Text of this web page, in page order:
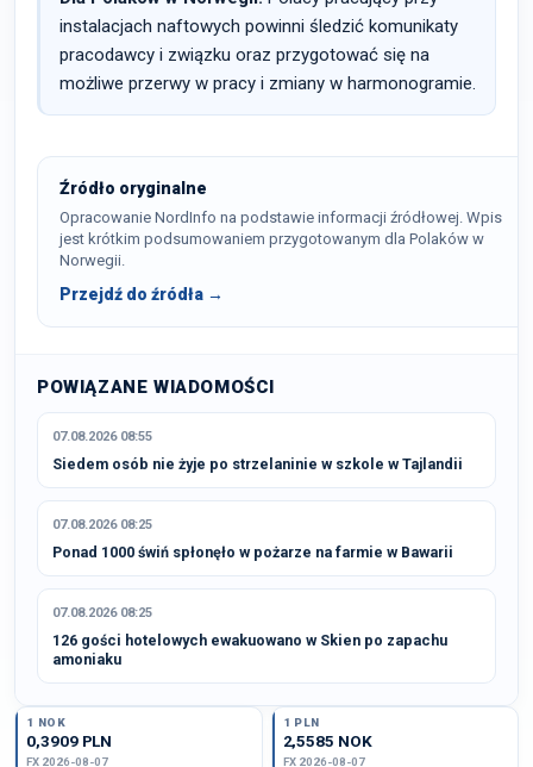
instalacjach naftowych powinni śledzić komunikaty
pracodawcy i związku oraz przygotować się na
możliwe przerwy w pracy i zmiany w harmonogramie.
Źródło oryginalne
Opracowanie NordInfo na podstawie informacji źródłowej. Wpis
jest krótkim podsumowaniem przygotowanym dla Polaków w
Norwegii.
Przejdź do źródła →
POWIĄZANE WIADOMOŚCI
07.08.2026 08:55
Siedem osób nie żyje po strzelaninie w szkole w Tajlandii
07.08.2026 08:25
Ponad 1000 świń spłonęło w pożarze na farmie w Bawarii
07.08.2026 08:25
126 gości hotelowych ewakuowano w Skien po zapachu
amoniaku
1 NOK
0,3909 PLN
FX 2026-08-07
1 PLN
2,5585 NOK
FX 2026-08-07